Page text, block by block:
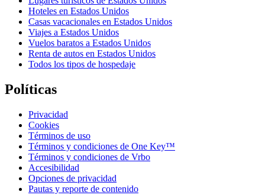
Hoteles en Estados Unidos
Casas vacacionales en Estados Unidos
Viajes a Estados Unidos
Vuelos baratos a Estados Unidos
Renta de autos en Estados Unidos
Todos los tipos de hospedaje
Políticas
Privacidad
Cookies
Términos de uso
Términos y condiciones de One Key™
Términos y condiciones de Vrbo
Accesibilidad
Opciones de privacidad
Pautas y reporte de contenido